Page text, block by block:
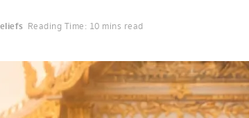
Reading Time: 10 mins read